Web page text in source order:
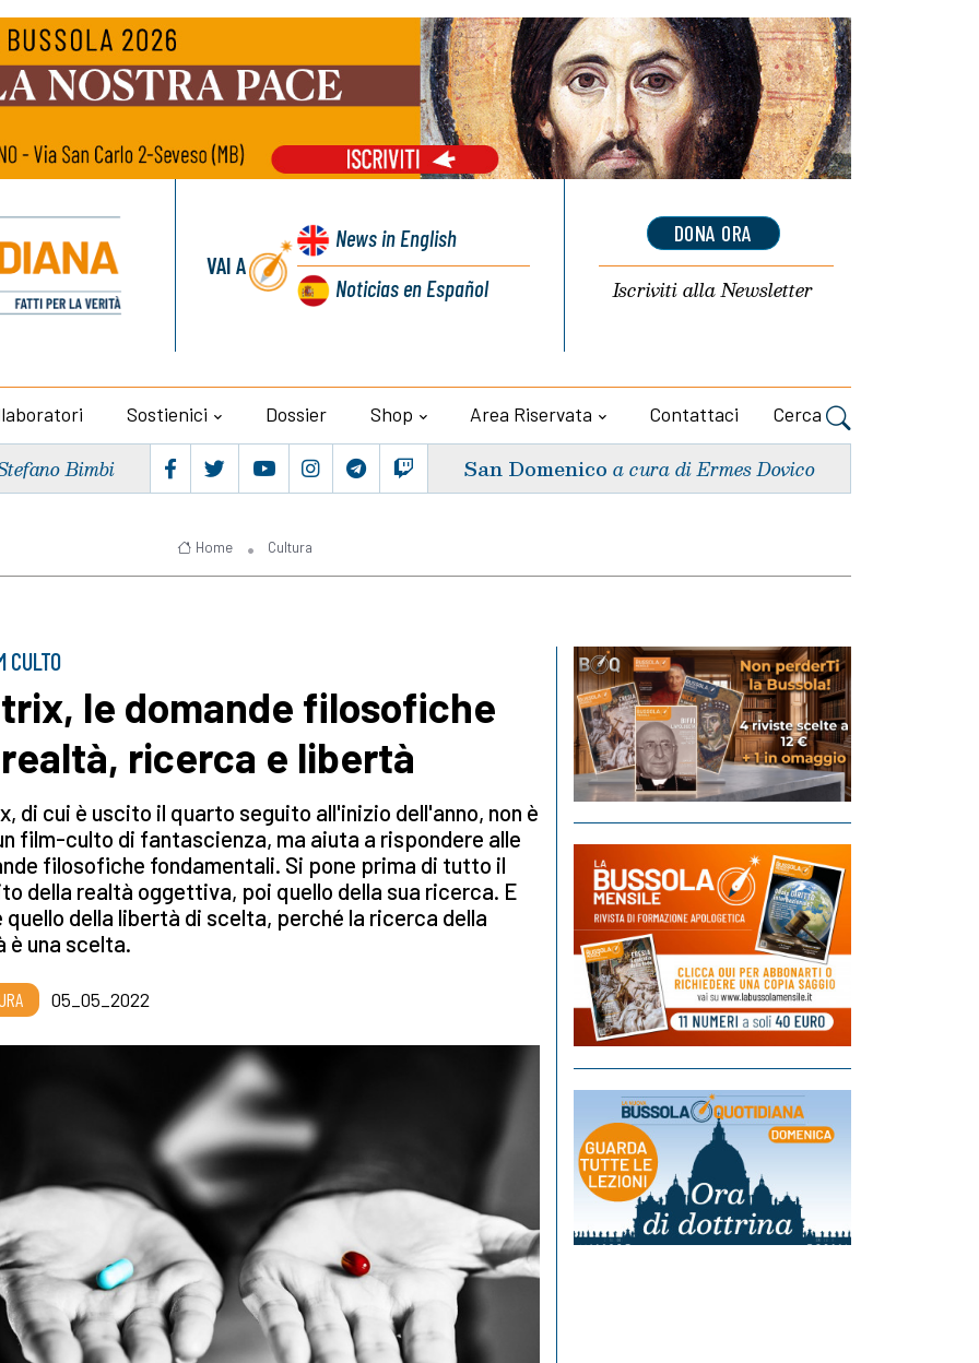
VAI A
Newsin English
Noticiasen Español
DONA ORA
Iscriviti allaNewsletter
Sostienici Dossier Shop Area Riservata Contattaci Cerca
Bimbi San Domenico a cura di Ermes Dovico
Home Cultura
CULTO
le domande filosofiche
ricerca e libertà
di cui è uscito il quarto seguito all'inizio dell'anno, non è
film-culto di fantascienza, ma aiuta a rispondere alle
filosofiche fondamentali. Si pone prima di tutto il
della realtà oggettiva, poi quello della sua ricerca. E
quello della libertà di scelta, perché la ricerca della
è una scelta.
05_05_2022